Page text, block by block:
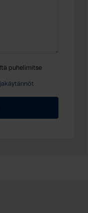
puhelimitse